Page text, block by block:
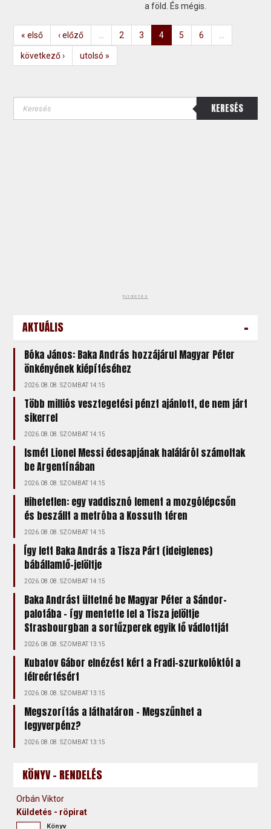
a föld. És mégis.
« első ‹ előző 2 3 4 5 6
következő › utolsó »
KERESÉS
hirdetés
AKTUÁLIS -
Bóka János: Baka András hozzájárul Magyar Péter
önkényének kiépítéséhez
2026.08.08. SZOMBAT 14:15
Több milliós vesztegetési pénzt ajánlott, de nem járt
sikerrel
2026.08.08. SZOMBAT 14:15
Ismét Lionel Messi édesapjának haláláról számoltak
be Argentínában
2026.08.08. SZOMBAT 14:15
Hihetetlen: egy vaddisznó lement a mozgólépcsőn
és beszállt a metróba a Kossuth téren
2026.08.08. SZOMBAT 14:15
Így lett Baka András a Tisza Párt (ideiglenes)
bábállamfő-jelöltje
2026.08.08. SZOMBAT 14:15
Baka Andrást ültetné be Magyar Péter a Sándor-
palotába – így mentette fel a Tisza jelöltje
Strasbourgban a sortűzperek egyik fő vádlottját
2026.08.08. SZOMBAT 13:15
Kubatov Gábor elnézést kért a Fradi-szurkolóktól a
félreértésért
2026.08.08. SZOMBAT 13:15
Megszorítás a láthatáron – Megszűnhet a
fegyverpénz?
2026.08.08. SZOMBAT 13:15
KÖNYV - RENDELÉS
Orbán Viktor
Küldetés - röpirat
Könyv